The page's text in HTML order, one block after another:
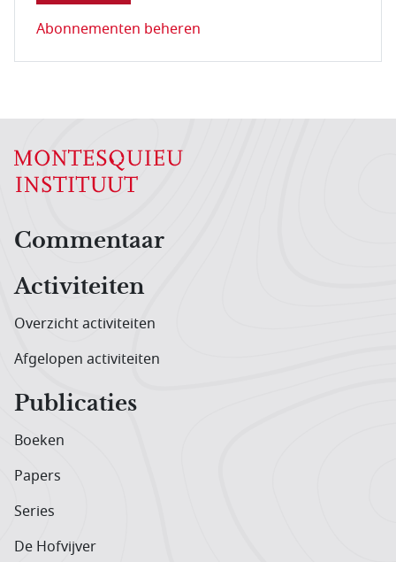
Abonnementen beheren
Hoofdnavigatiemenu
Commentaar
Activiteiten
Overzicht activiteiten
Afgelopen activiteiten
Publicaties
Boeken
Papers
Series
De Hofvijver